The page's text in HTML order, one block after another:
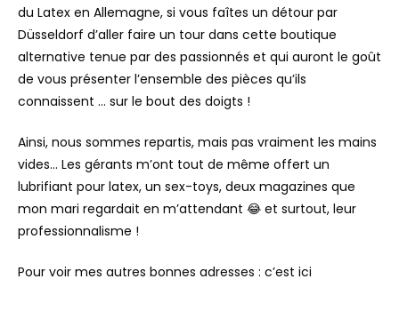
du Latex en Allemagne, si vous faîtes un détour par
Düsseldorf d’aller faire un tour dans cette boutique
alternative tenue par des passionnés et qui auront le goût
de vous présenter l’ensemble des pièces qu’ils
connaissent … sur le bout des doigts !
Ainsi, nous sommes repartis, mais pas vraiment les mains
vides… Les gérants m’ont tout de même offert un
lubrifiant pour latex, un sex-toys, deux magazines que
mon mari regardait en m’attendant 😂 et surtout, leur
professionnalisme !
Pour voir mes autres bonnes adresses : c’est ici